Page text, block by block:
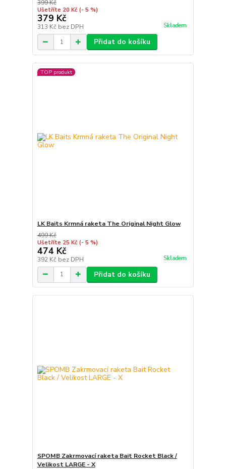
399 Kč
Ušetříte 20 Kč (- 5 %)
379 Kč
313 Kč bez DPH Skladem
Přidat do košíku
TOP produkt
LK Baits Krmná raketa The Original Night Glow
499 Kč
Ušetříte 25 Kč (- 5 %)
474 Kč
392 Kč bez DPH Skladem
Přidat do košíku
SPOMB Zakrmovací raketa Bait Rocket Black /
Velikost LARGE - X